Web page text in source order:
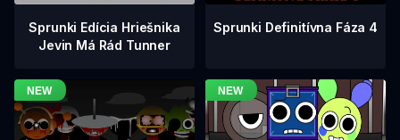
Sprunki Edícia Hriešnika
Jevin Má Rád Tunner
Sprunki Definitívna Fáza 4